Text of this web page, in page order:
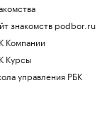
знакомств podbor.ru
Компании
Курсы
управления РБК